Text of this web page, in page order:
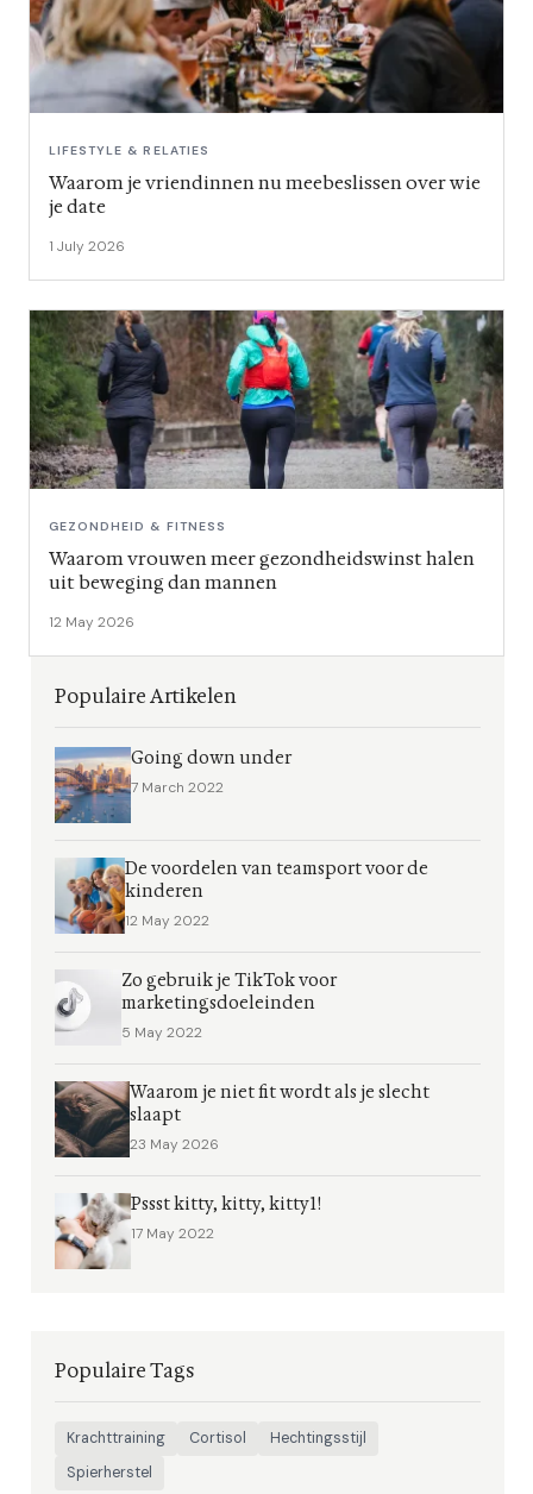
LIFESTYLE & RELATIES
Waarom je vriendinnen nu meebeslissen over wie
je date
1 July 2026
GEZONDHEID & FITNESS
Waarom vrouwen meer gezondheidswinst halen
uit beweging dan mannen
12 May 2026
Populaire Artikelen
Going down under
7 March 2022
De voordelen van teamsport voor de
kinderen
12 May 2022
Zo gebruik je TikTok voor
marketingsdoeleinden
5 May 2022
Waarom je niet fit wordt als je slecht
slaapt
23 May 2026
Pssst kitty, kitty, kitty1!
17 May 2022
Populaire Tags
Krachttraining Cortisol
Hechtingsstijl
Spierherstel